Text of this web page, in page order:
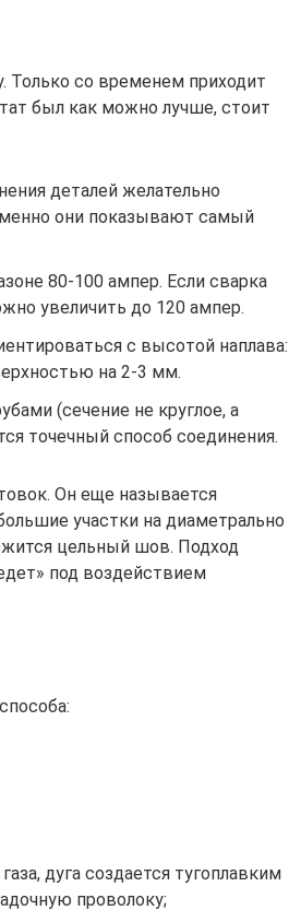
Только со временем приходит
был как можно лучше, стоит
деталей желательно
они показывают самый
80-100 ампер. Если сварка
увеличить до 120 ампер.
с высотой наплава:
на 2-3 мм.
(сечение не круглое, а
точечный способ соединения.
Он еще называется
участки на диаметрально
цельный шов. Подход
под воздействием
дуга создается тугоплавким
проволоку;